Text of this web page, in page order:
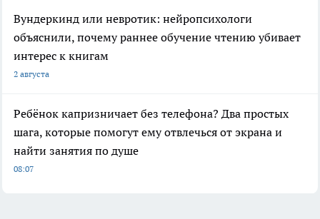
Вундеркинд или невротик: нейропсихологи
объяснили, почему раннее обучение чтению убивает
интерес к книгам
2 августа
Ребёнок капризничает без телефона? Два простых
шага, которые помогут ему отвлечься от экрана и
найти занятия по душе
08:07